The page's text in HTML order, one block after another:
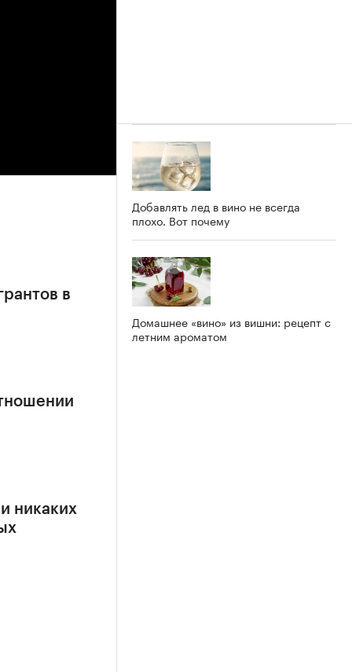
в
никаких
Добавлять лед в вино не всегда
плохо. Вот почему
Домашнее «вино» из вишни: рецепт с
летним ароматом